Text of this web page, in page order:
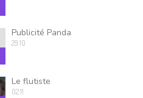
Publicité Panda
29.10
Le flutiste
02.11